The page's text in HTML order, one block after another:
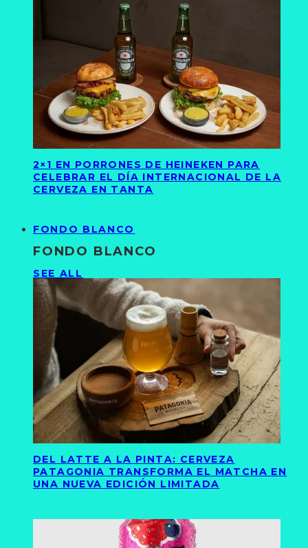
2×1 EN PORRONES DE HEINEKEN PARA
CELEBRAR EL DÍA INTERNACIONAL DE LA
CERVEZA EN TANTA
FONDO BLANCO
FONDO BLANCO
SEE ALL
DEL LATTE A LA PINTA: CERVEZA
PATAGONIA TRANSFORMA EL MATCHA EN
UNA NUEVA EDICIÓN LIMITADA